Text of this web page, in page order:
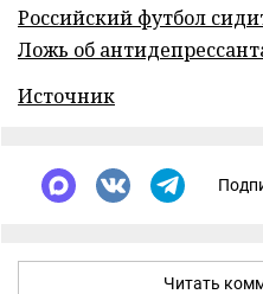
Российский футбол
Ложь об
Источник
Читать